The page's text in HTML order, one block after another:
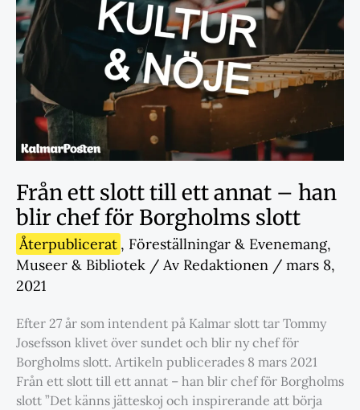
Från ett slott till ett annat – han
blir chef för Borgholms slott
Återpublicerat , Föreställningar & Evenemang,
Museer & Bibliotek / Av Redaktionen / mars 8,
2021
Efter 27 år som intendent på Kalmar slott tar Tommy
Josefsson klivet över sundet och blir ny chef för
Borgholms slott. Artikeln publicerades 8 mars 2021
Från ett slott till ett annat – han blir chef för Borgholms
slott ”Det känns jätteskoj och inspirerande att börja